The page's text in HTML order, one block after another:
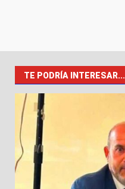
TE PODRÍA INTERESAR...